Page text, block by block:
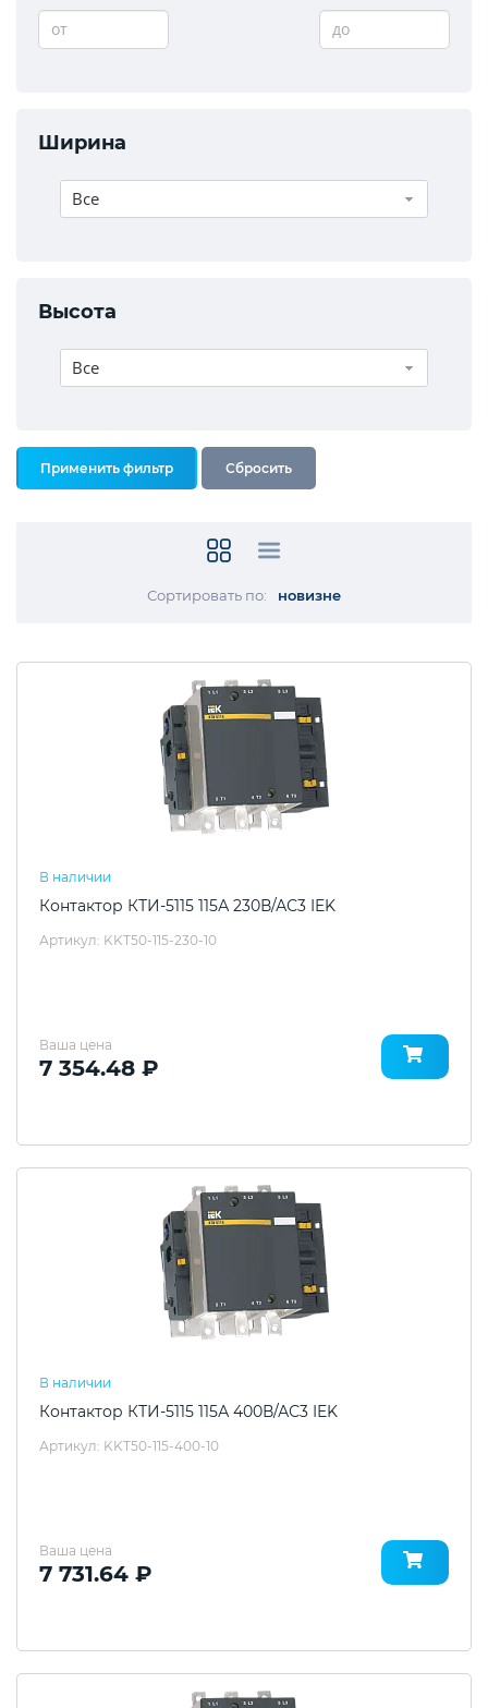
от до
Ширина
Все
Высота
Все
Сортировать по: новизне
В наличии
Контактор КТИ-5115 115А 230В/АС3 IEK
Артикул: KKT50-115-230-10
Ваша цена
7 354.48 ₽
В наличии
Контактор КТИ-5115 115А 400В/АС3 IEK
Артикул: KKT50-115-400-10
Ваша цена
7 731.64 ₽